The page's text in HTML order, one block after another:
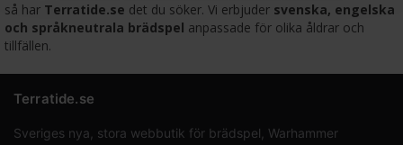
så har Terratide.se det du söker. Vi erbjuder svenska, engelska
och språkneutrala brädspel anpassade för olika åldrar och
tillfällen.
Terratide.se
Sveriges nya, stora webbutik för brädspel, Warhammer